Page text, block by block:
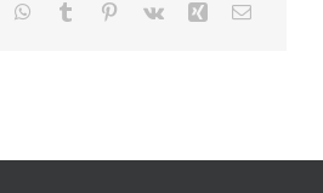
WhatsApp
Tumblr Pinterest
Vk Xing E-